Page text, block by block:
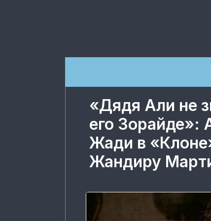
«Дядя Али не
его Зорайде»:
Жади в
Жандиру